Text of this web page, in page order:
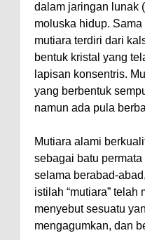
dalam jaringan lunak
moluska hidup.
mutiara terdiri dari
bentuk kristal yang
lapisan konsentris.
yang berbentuk
namun ada pula
Mutiara alami
sebagai batu
selama berabad-
istilah “mutiara” telah
menyebut sesuatu
mengagumkan, dan